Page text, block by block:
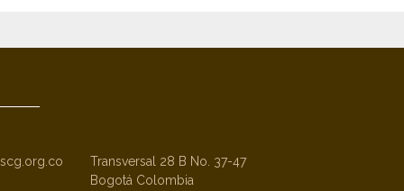
Transversal 28 B No. 37-47
Bogotá Colombia